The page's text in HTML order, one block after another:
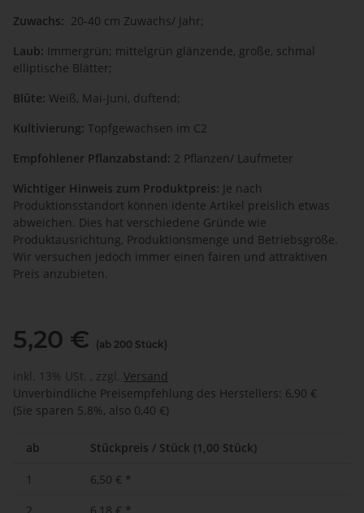
Zuwachs: 20-40 cm Zuwachs/ Jahr;
Laub: Immergrün; mittelgrün glänzende, große, schmal
elliptische Blätter;
Blüte: Weiß, Mai-Juni, duftend;
Kultivierung: Topfgewachsen im C2
Empfohlener Pflanzabstand: 2 Pflanzen/ Laufmeter
Wichtiger Hinweis zum Produktpreis: Je nach
Produktionsstandort können idente Artikel preislich etwas
abweichen. Dies hat verschiedene Gründe wie
Produktausrichtung, Produktionsmenge und Betriebsgröße.
Wir versuchen jedoch immer einen fairen und attraktiven
Preis anzubieten.
5,20 € (ab 200 Stück)
inkl. 13% USt. , zzgl. Versand
Unverbindliche Preisempfehlung des Herstellers: 6,90 €
(Sie sparen 5.8%, also 0,40 €)
ab Stückpreis / Stück (1,00 Stück)
1 6,50 € *